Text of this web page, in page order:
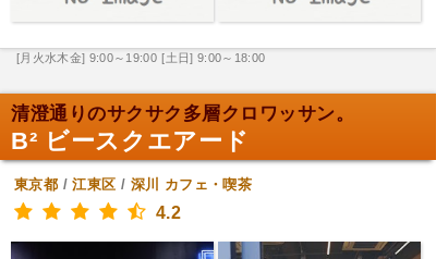
[月火水木金] 9:00～19:00 [土日] 9:00～18:00
清澄通りのサクサク多層クロワッサン。
B² ビースクエアード
東京都 /江東区 / 深川 カフェ・喫茶
4.2